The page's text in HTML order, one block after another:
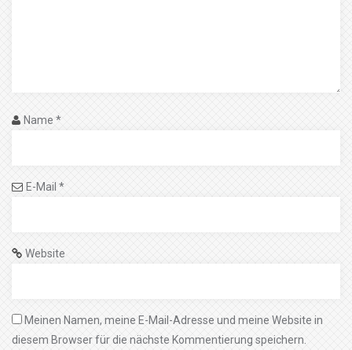
Name *
E-Mail *
Website
Meinen Namen, meine E-Mail-Adresse und meine Website in
diesem Browser für die nächste Kommentierung speichern.